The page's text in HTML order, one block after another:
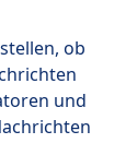
ob
und